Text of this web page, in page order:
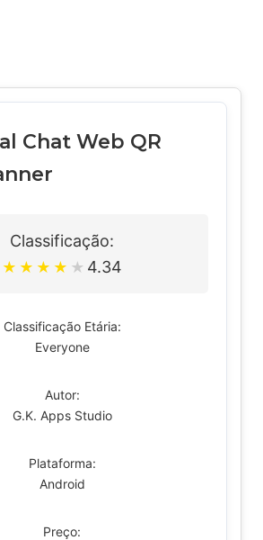
Chat Web QR
Classificação:
★ ★ ★ ★ ★ 4.34
Classificação Etária:
Everyone
Autor:
G.K. Apps Studio
Plataforma:
Android
Preço: